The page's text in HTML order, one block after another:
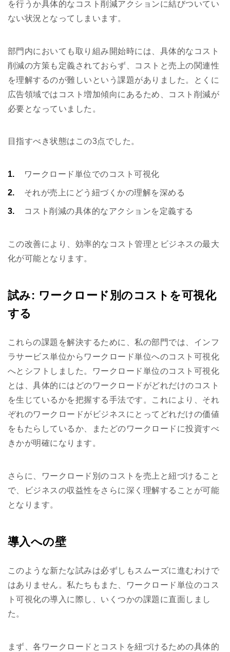
を行うか具体的なコスト削減アクションに結びついてい
ない状況となってしまいます。
部門内においても取り組み開始時には、具体的なコスト
削減の方策も定義されておらず、コストと売上の関連性
を理解するのが難しいという課題がありました。とくに
広告領域ではコスト増加傾向にあるため、コスト削減が
必要となっていました。
目指すべき状態はこの3点でした。
ワークロード単位でのコスト可視化
それが売上にどう紐づくかの理解を深める
コスト削減の具体的なアクションを定義する
この改善により、効率的なコスト管理とビジネスの最大
化が可能となります。
試み: ワークロード別のコストを可視化
する
これらの課題を解決するために、私の部門では、インフ
ラサービス単位からワークロード単位へのコスト可視化
へとシフトしました。ワークロード単位のコスト可視化
とは、具体的にはどのワークロードがどれだけのコスト
を生じているかを把握する手法です。これにより、それ
ぞれのワークロードがビジネスにとってどれだけの価値
をもたらしているか、またどのワークロードに投資すべ
きかが明確になります。
さらに、ワークロード別のコストを売上と紐づけること
で、ビジネスの収益性をさらに深く理解することが可能
となります。
導入への壁
このような新たな試みは必ずしもスムーズに進むわけで
はありません。私たちもまた、ワークロード単位のコス
ト可視化の導入に際し、いくつかの課題に直面しまし
た。
まず、各ワークロードとコストを紐づけるための具体的